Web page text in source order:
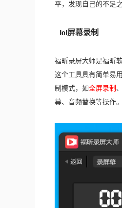
平，发现自己的不足
lol屏幕录制
福昕录屏大师是福昕
这个工具具有简单易
制模式，如全屏录制
幕、音频替换等操作